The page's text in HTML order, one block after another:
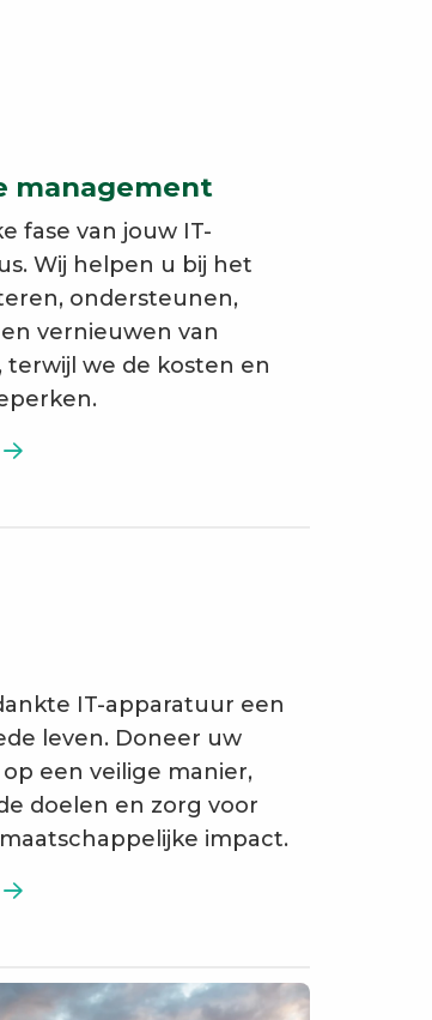
management
fase van jouw IT-
Wij helpen u bij het
ondersteunen,
vernieuwen van
terwijl we de kosten en
IT-apparatuur een
leven. Doneer uw
een veilige manier,
doelen en zorg voor
impact.